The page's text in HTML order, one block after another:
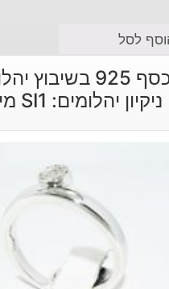
לסל
ניקיון יהלומים: SI1 מידה: 7